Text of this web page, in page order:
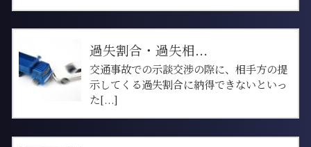
過失割合・過失相...
交通事故での示談交渉の際に、相手方の提
示してくる過失割合に納得できないといっ
た[...]